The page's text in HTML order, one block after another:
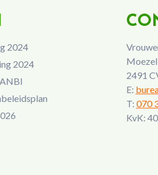
2024
2024
2491
E:
T: 070
KvK: